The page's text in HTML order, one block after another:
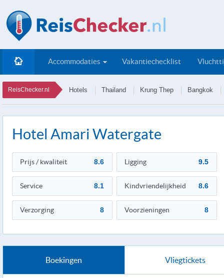
Accommodaties Vakantiechecklist
ReisChecker.nl Hotels Thailand Krung Thep Bangkok
Hotel Amari Watergate
Prijs / kwaliteit 8.6 Ligging 9.5
Service 8.1 Kindvriendelijkheid 8.6
Verzorging 8 Voorzieningen 8
Boekingen Vliegtickets